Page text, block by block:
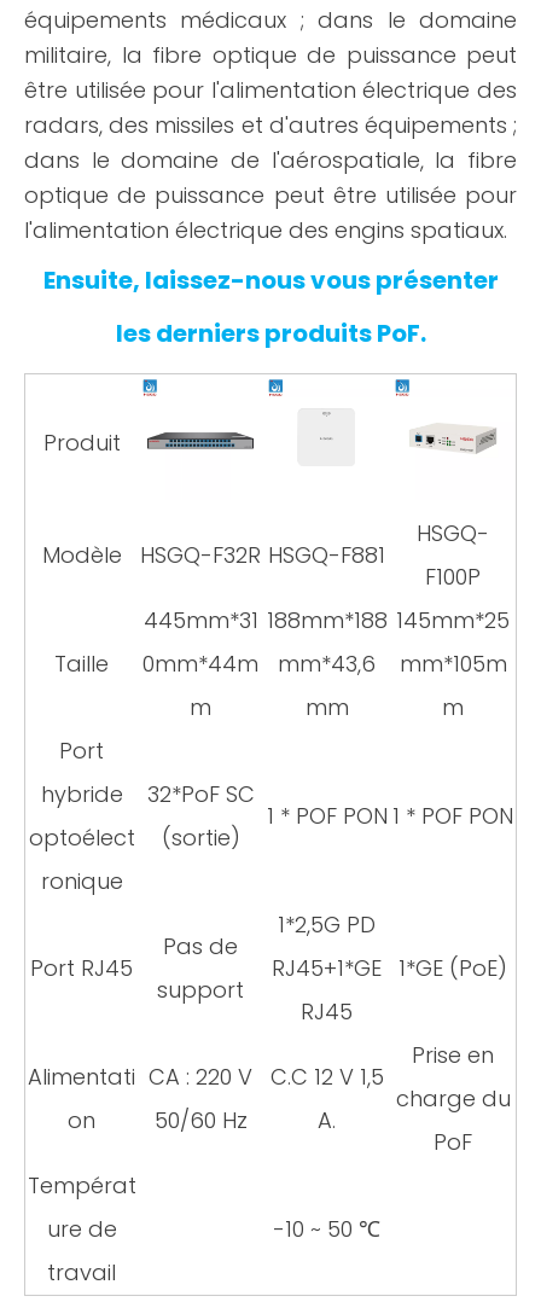
équipements médicaux ; dans le domaine
militaire, la fibre optique de puissance peut
être utilisée pour l'alimentation électrique des
radars, des missiles et d'autres équipements ;
dans le domaine de l'aérospatiale, la fibre
optique de puissance peut être utilisée pour
l'alimentation électrique des engins spatiaux.
Ensuite, laissez-nous vous présenter
les derniers produits PoF.
Produit
Modèle HSGQ-F32R HSGQ-F881
HSGQ-
F100P
Taille
445mm*31
0mm*44m
m
188mm*188
mm*43,6
mm
145mm*25
mm*105m
m
Port
hybride
optoélect
ronique
32*PoF SC
(sortie)
1 * POF PON 1 * POF PON
Port RJ45
Pas de
support
1*2,5G PD
RJ45+1*GE
RJ45
1*GE (PoE)
Alimentati
on
CA : 220 V
50/60 Hz
C.C 12 V 1,5
A.
Prise en
charge du
PoF
Températ
ure de
travail
-10 ~ 50 ℃